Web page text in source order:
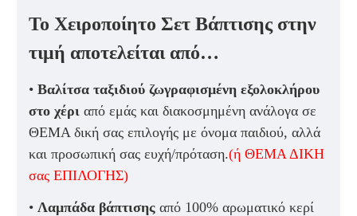
Το Χειροποίητο Σετ Βάπτισης στην
τιμή αποτελείται από…
• Βαλίτσα ταξιδιού ζωγραφισμένη εξολοκλήρου
στο χέρι από εμάς και διακοσμημένη ανάλογα σε
ΘΕΜΑ δική σας επιλογής με όνομα παιδιού, αλλά
και προσωπική σας ευχή/πρόταση.(ή ΘΕΜΑ ΔΙΚΗ
σας ΕΠΙΛΟΓΗΣ)
• Λαμπάδα βάπτισης από 100% αρωματικό κερί